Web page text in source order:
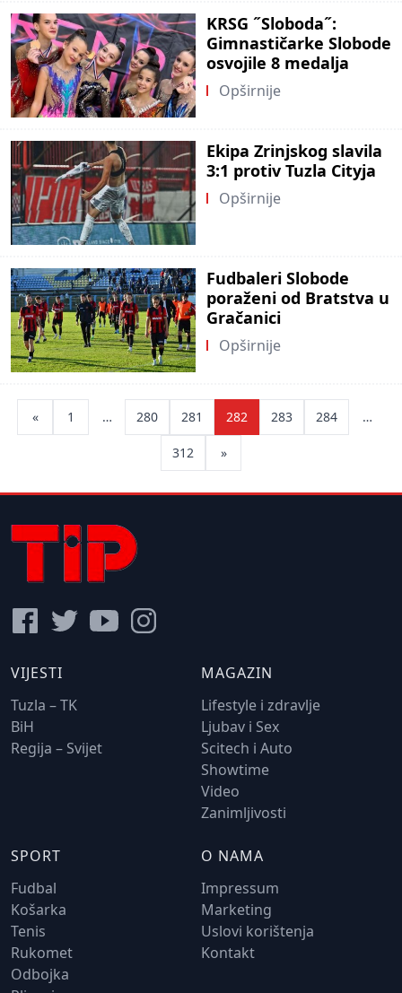
KRSG ˝Sloboda˝:
Gimnastičarke Slobode
osvojile 8 medalja
Opširnije
Ekipa Zrinjskog slavila
3:1 protiv Tuzla Cityja
Opširnije
Fudbaleri Slobode
poraženi od Bratstva u
Gračanici
Opširnije
pagination
« 1 … 280 281 282 283 284 …
312 »
VIJESTI
Tuzla – TK
BiH
Regija – Svijet
MAGAZIN
Lifestyle i zdravlje
Ljubav i Sex
Scitech i Auto
Showtime
Video
Zanimljivosti
SPORT
Fudbal
Košarka
Tenis
Rukomet
Odbojka
O NAMA
Impressum
Marketing
Uslovi korištenja
Kontakt